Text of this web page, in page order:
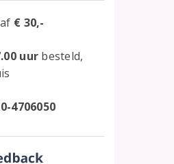
€ 30,-
uur besteld,
4706050